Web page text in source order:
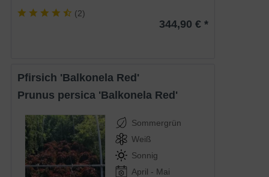
(2)
344,90 € *
Pfirsich 'Balkonela Red'
Prunus persica 'Balkonela Red'
Sommergrün
Weiß
Sonnig
April - Mai